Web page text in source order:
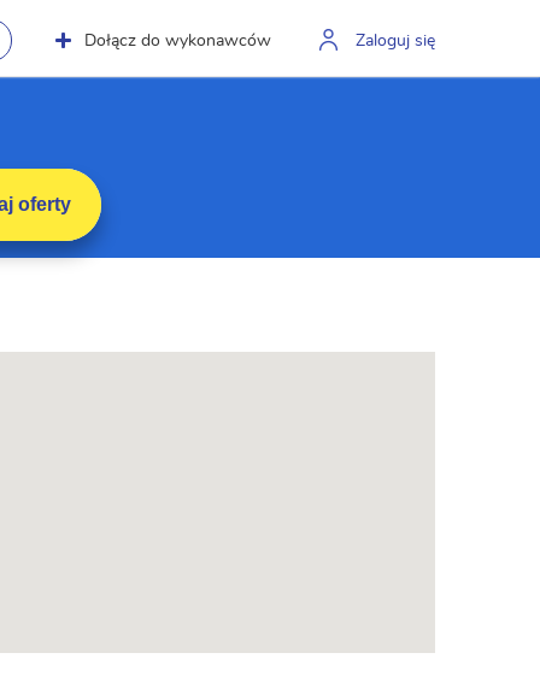
Dołącz do wykonawców Zaloguj się
oferty